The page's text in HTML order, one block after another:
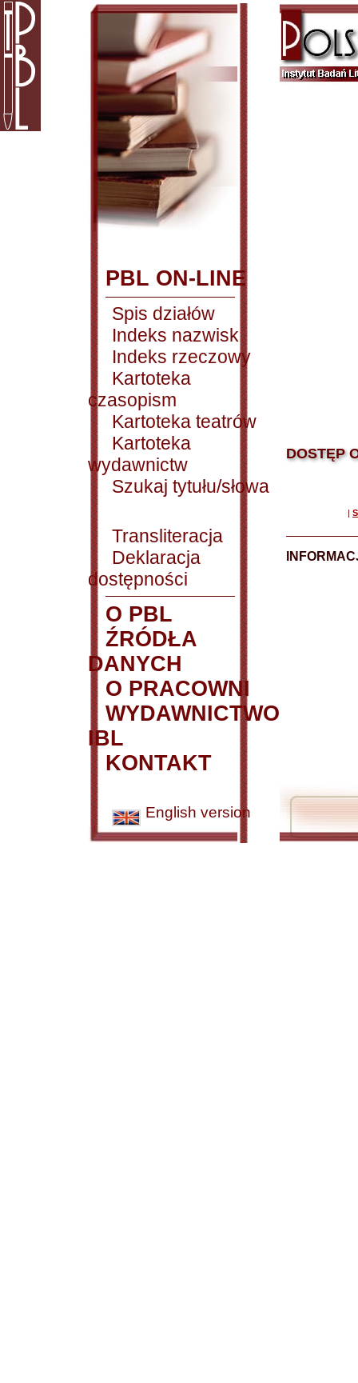
PBL ON-LINE
Spis działów
Indeks nazwisk
Indeks rzeczowy
Kartoteka
czasopism
Kartoteka teatrów
Kartoteka
wydawnictw
Szukaj tytułu/słowa
Transliteracja
Deklaracja
dostępności
O PBL
ŹRÓDŁA
DANYCH
O PRACOWNI
WYDAWNICTWO
IBL
KONTAKT
English version
DOSTĘP
|